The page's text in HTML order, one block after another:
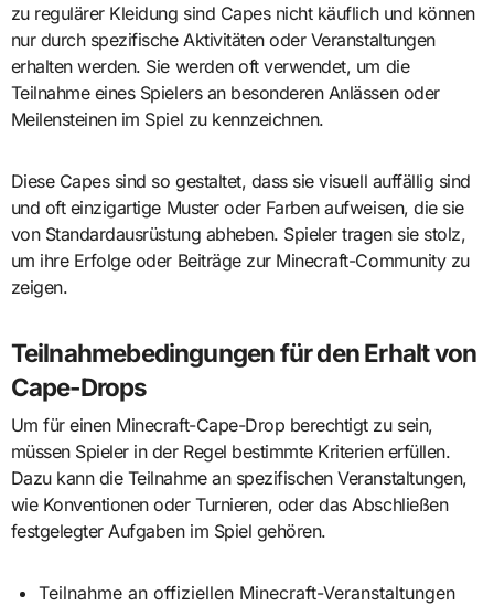
zu regulärer Kleidung sind Capes nicht käuflich und können
nur durch spezifische Aktivitäten oder Veranstaltungen
erhalten werden. Sie werden oft verwendet, um die
Teilnahme eines Spielers an besonderen Anlässen oder
Meilensteinen im Spiel zu kennzeichnen.
Diese Capes sind so gestaltet, dass sie visuell auffällig sind
und oft einzigartige Muster oder Farben aufweisen, die sie
von Standardausrüstung abheben. Spieler tragen sie stolz,
um ihre Erfolge oder Beiträge zur Minecraft-Community zu
zeigen.
Teilnahmebedingungen für den Erhalt von
Cape-Drops
Um für einen Minecraft-Cape-Drop berechtigt zu sein,
müssen Spieler in der Regel bestimmte Kriterien erfüllen.
Dazu kann die Teilnahme an spezifischen Veranstaltungen,
wie Konventionen oder Turnieren, oder das Abschließen
festgelegter Aufgaben im Spiel gehören.
Teilnahme an offiziellen Minecraft-Veranstaltungen